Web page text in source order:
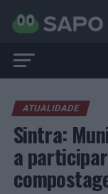
ATUALIDADE
Sintra:
a